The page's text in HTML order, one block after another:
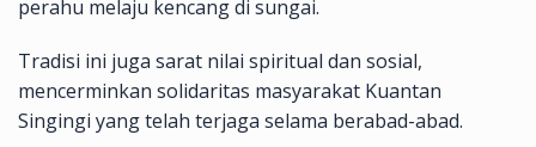
perahu melaju kencang di sungai.
Tradisi ini juga sarat nilai spiritual dan sosial,
mencerminkan solidaritas masyarakat Kuantan
Singingi yang telah terjaga selama berabad-abad.